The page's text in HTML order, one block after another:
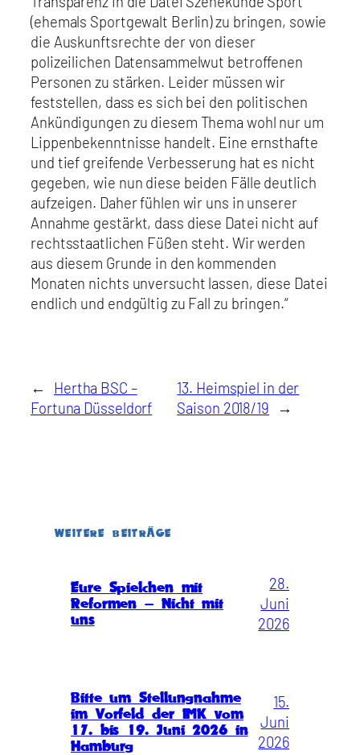
(ehemals Sportgewalt Berlin) zu bringen, sowie
die Auskunftsrechte der von dieser
polizeilichen Datensammelwut betroffenen
Personen zu stärken. Leider müssen wir
feststellen, dass es sich bei den politischen
Ankündigungen zu diesem Thema wohl nur um
Lippenbekenntnisse handelt. Eine ernsthafte
und tief greifende Verbesserung hat es nicht
gegeben, wie nun diese beiden Fälle deutlich
aufzeigen. Daher fühlen wir uns in unserer
Annahme gestärkt, dass diese Datei nicht auf
rechtsstaatlichen Füßen steht. Wir werden
aus diesem Grunde in den kommenden
Monaten nichts unversucht lassen, diese Datei
endlich und endgültig zu Fall zu bringen.“
←
Hertha BSC –
Fortuna Düsseldorf
13. Heimspiel in der
Saison 2018/19
→
WEITERE BEITRÄGE
Eure Spielchen mit
Reformen – Nicht mit
uns
28.
Juni
2026
Bitte um Stellungnahme
im Vorfeld der IMK vom
17. bis 19. Juni 2026 in
Hamburg
15.
Juni
2026